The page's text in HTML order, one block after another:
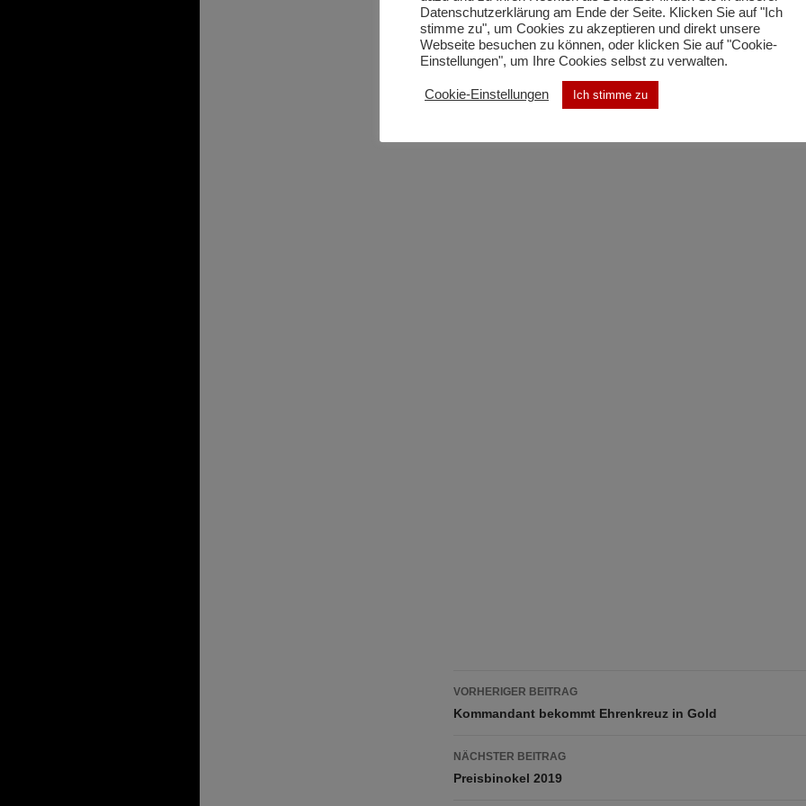
Im Anschluss fand noch ein reger Austausch der
die einzelnen Messgeräte statt.
Auf dem Rückweg nach Gosheim wurde gleich noch
Beitragsnavigation
VORHERIGER BEITRAG
Kommandant bekommt Ehrenkreuz in Gold
NÄCHSTER BEITRAG
Preisbinokel 2019
Datenschutzerklärung am Ende der Seite. Klicken Sie auf "Ich
stimme zu", um Cookies zu akzeptieren und direkt unsere
Webseite besuchen zu können, oder klicken Sie auf "Cookie-
Einstellungen", um Ihre Cookies selbst zu verwalten.
Cookie-Einstellungen Ich stimme zu